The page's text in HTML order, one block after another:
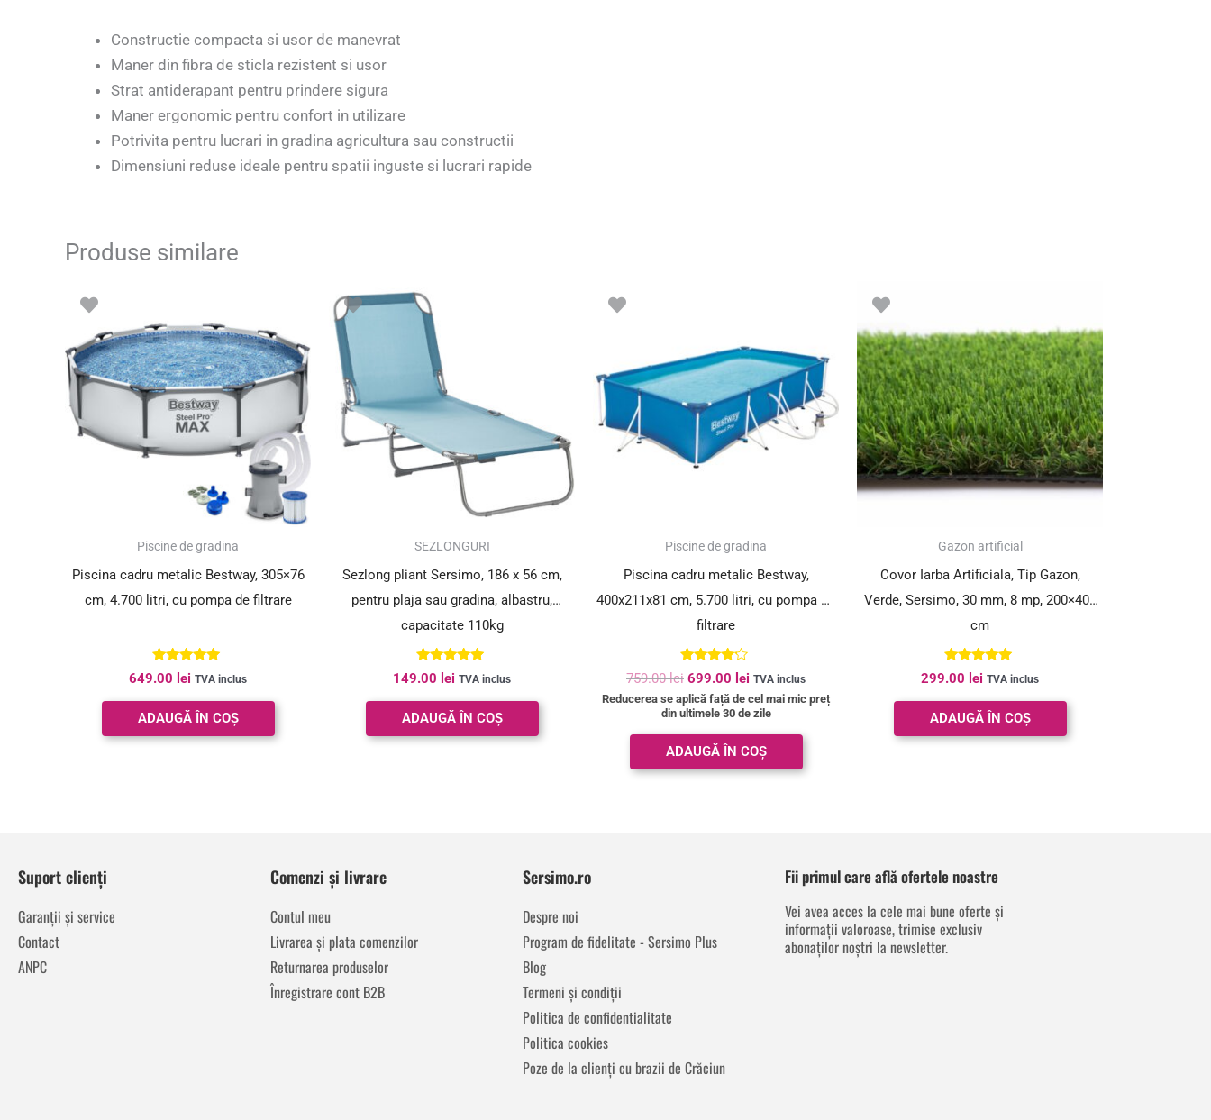
Constructie compacta si usor de manevrat
Maner din fibra de sticla rezistent si usor
Strat antiderapant pentru prindere sigura
Maner ergonomic pentru confort in utilizare
Potrivita pentru lucrari in gradina agricultura sau constructii
Dimensiuni reduse ideale pentru spatii inguste si lucrari rapide
Produse similare
Piscine de gradina
Piscina cadru metalic Bestway, 305×76
cm, 4.700 litri, cu pompa de filtrare
Evaluat la
4.80
din 5
649.00 lei TVA inclus
ADAUGĂ ÎN COȘ
SEZLONGURI
Sezlong pliant Sersimo, 186 x 56 cm,
pentru plaja sau gradina, albastru,
capacitate 110kg
Evaluat la
4.80
din 5
149.00 lei TVA inclus
ADAUGĂ ÎN COȘ
Piscine de gradina
Piscina cadru metalic Bestway,
400x211x81 cm, 5.700 litri, cu pompa de
filtrare
Evaluat la
4.00
din 5
759.00lei
759.00 lei.
699.00 lei TVA inclus
Reducerea se aplică față de cel mai mic preț
din ultimele 30 de zile
ADAUGĂ ÎN COȘ
Gazon artificial
Covor Iarba Artificiala, Tip Gazon,
Verde, Sersimo, 30 mm, 8 mp, 200×400
cm
Evaluat la
5.00
din 5
299.00 lei TVA inclus
ADAUGĂ ÎN COȘ
Suport clienți
Garanții și service
Contact
ANPC
Comenzi și livrare
Contul meu
Livrarea și plata comenzilor
Returnarea produselor
Înregistrare cont B2B
Sersimo.ro
Despre noi
Program de fidelitate - Sersimo Plus
Blog
Termeni și condiții
Politica de confidentialitate
Politica cookies
Poze de la clienți cu brazii de Crăciun
Fii primul care află ofertele noastre
Vei avea acces la cele mai bune oferte și
informații valoroase, trimise exclusiv
abonaților noștri la newsletter.